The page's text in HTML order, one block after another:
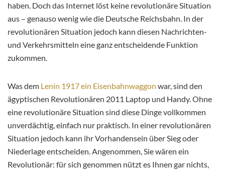
haben. Doch das Internet löst keine revolutionäre Situation
aus – genauso wenig wie die Deutsche Reichsbahn. In der
revolutionären Situation jedoch kann diesen Nachrichten-
und Verkehrsmitteln eine ganz entscheidende Funktion
zukommen.
Was dem Lenin 1917 ein Eisenbahnwaggon war, sind den
ägyptischen Revolutionären 2011 Laptop und Handy. Ohne
eine revolutionäre Situation sind diese Dinge vollkommen
unverdächtig, einfach nur praktisch. In einer revolutionären
Situation jedoch kann ihr Vorhandensein über Sieg oder
Niederlage entscheiden. Angenommen, Sie wären ein
Revolutionär: für sich genommen nützt es Ihnen gar nichts,